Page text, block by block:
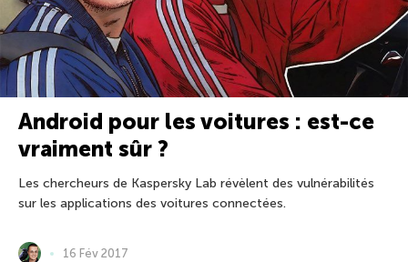
Android pour les voitures : est-ce
vraiment sûr ?
Les chercheurs de Kaspersky Lab révèlent des vulnérabilités
sur les applications des voitures connectées.
16 Fév 2017